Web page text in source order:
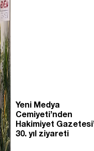
Yeni Medya
Cemiyeti’nden
Hakimiyet
30. yıl ziyareti